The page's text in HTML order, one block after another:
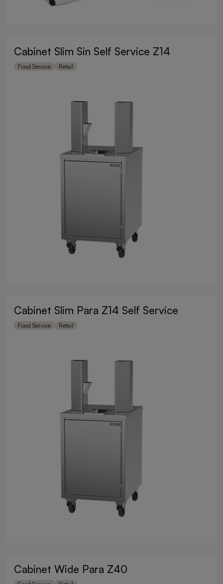
Cabinet Slim Sin Self Service Z14
Food Service Retail
Cabinet Slim Para Z14 Self Service
Food Service Retail
Cabinet Wide Para Z40